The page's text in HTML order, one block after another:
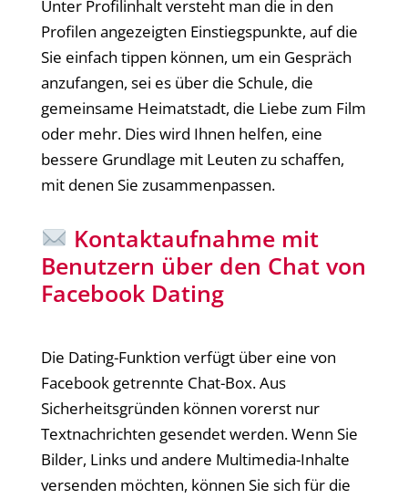
Unter Profilinhalt versteht man die in den
Profilen angezeigten Einstiegspunkte, auf die
Sie einfach tippen können, um ein Gespräch
anzufangen, sei es über die Schule, die
gemeinsame Heimatstadt, die Liebe zum Film
oder mehr. Dies wird Ihnen helfen, eine
bessere Grundlage mit Leuten zu schaffen,
mit denen Sie zusammenpassen.
Kontaktaufnahme mit
Benutzern über den Chat von
Facebook Dating
Die Dating-Funktion verfügt über eine von
Facebook getrennte Chat-Box. Aus
Sicherheitsgründen können vorerst nur
Textnachrichten gesendet werden. Wenn Sie
Bilder, Links und andere Multimedia-Inhalte
versenden möchten, können Sie sich für die